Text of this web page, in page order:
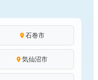
石巻市
気仙沼市